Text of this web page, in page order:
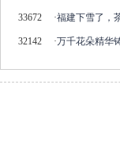
33672 ·福建下雪了，
32142 ·万千花朵精华